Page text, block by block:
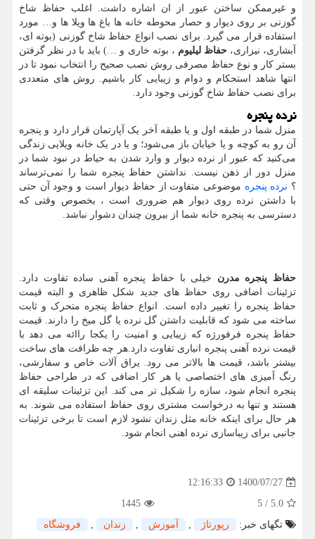
و غیرممکن ساختن عبور از ان اشاره داشت. اغلب حفاظ شاخ
گوزنی بر روی دیوار و حصار محوطه خانه ها باغ ها ویلا ها و… مورد
استفاده قرار می گیرد. برای نصب انواع حفاظ شاخ گوزنی (بوته ای،
آبشاری، نیزاری،حفاظ لیلیوم ، بوته خاری و …) باید با در نظر گرفتن
بستر کار و نوع حفاظ مصرفی روش نصب صحیح را انتخاب نمود تا در
انتها شاهد استحکام و دوام و زیبایی کار باشیم. روش های متعددی
برای نصب حفاظ شاخ گوزنی وجود دارد.
نرده پنجره
منزل شما در طبقه اول و یا طبقه آخر یک آپارتمان قرار دارد و پنجره
آن رو به کوچه و یا خیابان باز می‌شود؛ و یا در یک خانه ویلایی زندگی
می‌کنید که عبور از نرده دیوار و وارد شدن به حیاط در نبود شما در
منزل دور از ذهن نیست. نداشتن حفاظ پنجره شما را نمی‌ترساند
؟ نرده پنجره موضوعی متفاوت از حفاظ دیوار است و وجود آن حتی
با داشتن نرده روی دیوار هم ضروری است ، بخصوص وقتی که
دسترسی به پنجره خانه شما از بیرون چندان دشوار نباشد.
حفاظ پنجره مدرن خیلی با حفاظ پنجره آهنی ساده تفاوت دارد.
تزئینات اضافی روی حفاظ های جدید شکل ظاهری و البته قیمت
حفاظ پنجره را تغییر داده است. انواع حفاظ پنجره متحرک و ثابت
ساخته می شود که قابلیت داشتن گل نرده یا گل میخ را دارند. قیمت
حفاظ پنجره فرفورژه که زیبایی و امنیت را یکجا راائه می دهد با
قیمت نرده آهنی پنجره انباری تفاوت دارد.هر چه ظرافت های ساخت
بیشتر باشد، قیمت ها بالاتر می رود. یراق آلات خاص و سفارشی،
رنگ آمیزی های اختصاصی یا هر کار اضافی که در طراحی حفاظ
پنجره انجام شود، سازه را شکیل تر می کند. این تزئینات سلیقه ای
هستند و تنها به درخواست مشتری روی حفاظ استفاده می شوند. به
هر حال برای اینکه خانه مثل زندان نشود لازم است تا برخی تزئینات
جانبی برای زیباسازی نرده اهنی انجام شود.
1400/07/27
12:16:33
5.0
/
5
1445
تگهای خبر:
رپورتاژ , آموزش , زندان , فروشگاه